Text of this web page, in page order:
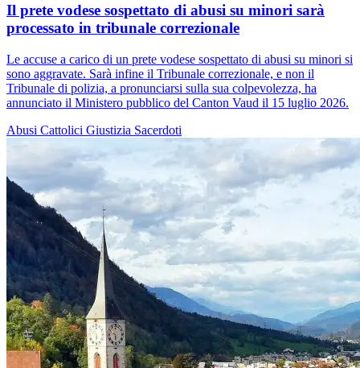
Il prete vodese sospettato di abusi su minori sarà
processato in tribunale correzionale
Le accuse a carico di un prete vodese sospettato di abusi su minori si
sono aggravate. Sarà infine il Tribunale correzionale, e non il
Tribunale di polizia, a pronunciarsi sulla sua colpevolezza, ha
annunciato il Ministero pubblico del Canton Vaud il 15 luglio 2026.
Abusi Cattolici Giustizia Sacerdoti